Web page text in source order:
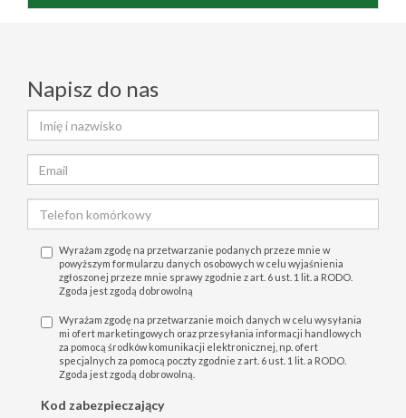
Napisz do nas
Wyrażam zgodę na przetwarzanie podanych przeze mnie w
powyższym formularzu danych osobowych w celu wyjaśnienia
zgłoszonej przeze mnie sprawy zgodnie z art. 6 ust. 1 lit. a RODO.
Zgoda jest zgodą dobrowolną
Wyrażam zgodę na przetwarzanie moich danych w celu wysyłania
mi ofert marketingowych oraz przesyłania informacji handlowych
za pomocą środków komunikacji elektronicznej, np. ofert
specjalnych za pomocą poczty zgodnie z art. 6 ust. 1 lit. a RODO.
Zgoda jest zgodą dobrowolną.
Kod zabezpieczający